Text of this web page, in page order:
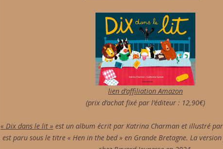
lien d’affiliation Amazon
(prix d’achat fixé par l’éditeur : 12,90€)
« Dix dans le lit » est un album écrit par Katrina Charman et illustré
est paru sous le titre « Hen in the bed » en Grande Bretagne. La